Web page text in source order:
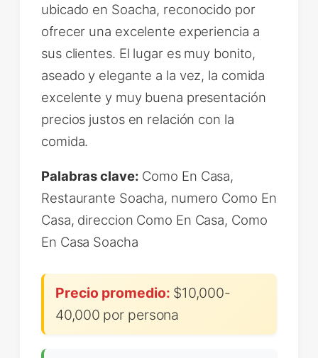
ubicado en Soacha, reconocido por
ofrecer una excelente experiencia a
sus clientes. El lugar es muy bonito,
aseado y elegante a la vez, la comida
excelente y muy buena presentación
precios justos en relación con la
comida.
Palabras clave: Como En Casa,
Restaurante Soacha, numero Como En
Casa, direccion Como En Casa, Como
En Casa Soacha
Precio promedio: $10,000-
40,000 por persona